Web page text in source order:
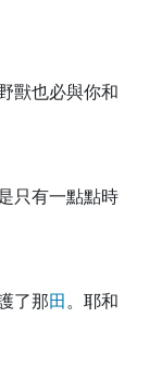
獸也必與你和
只有一點點時
了那田。耶和